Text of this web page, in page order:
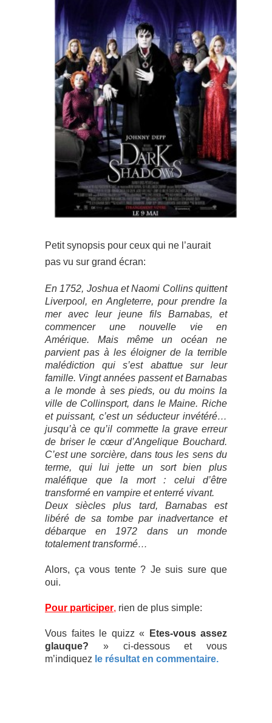
Petit synopsis pour ceux qui ne l’aurait
pas vu sur grand écran:
En 1752, Joshua et Naomi Collins quittent
Liverpool, en Angleterre, pour prendre la
mer avec leur jeune fils Barnabas, et
commencer une nouvelle vie en
Amérique. Mais même un océan ne
parvient pas à les éloigner de la terrible
malédiction qui s’est abattue sur leur
famille. Vingt années passent et Barnabas
a le monde à ses pieds, ou du moins la
ville de Collinsport, dans le Maine. Riche
et puissant, c’est un séducteur invétéré…
jusqu’à ce qu’il commette la grave erreur
de briser le cœur d’Angelique Bouchard.
C’est une sorcière, dans tous les sens du
terme, qui lui jette un sort bien plus
maléfique que la mort : celui d’être
transformé en vampire et enterré vivant.
Deux siècles plus tard, Barnabas est
libéré de sa tombe par inadvertance et
débarque en 1972 dans un monde
totalement transformé…
Alors, ça vous tente ? Je suis sure que
oui.
Pour participer, rien de plus simple:
Vous faites le quizz «
Etes-vous assez
glauque? » ci-dessous et vous
m’indiquez le résultat en commentaire.